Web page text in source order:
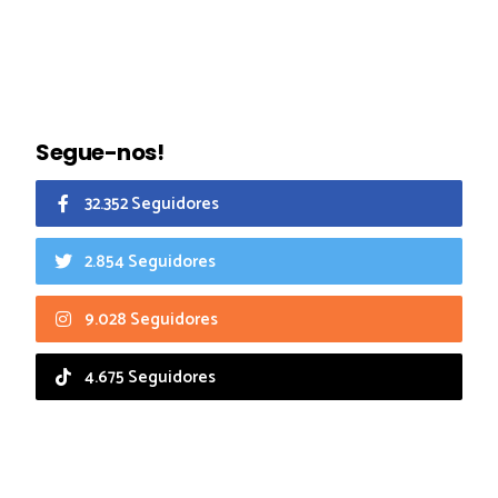
Segue-nos!
32.352 Seguidores
2.854 Seguidores
9.028 Seguidores
4.675 Seguidores